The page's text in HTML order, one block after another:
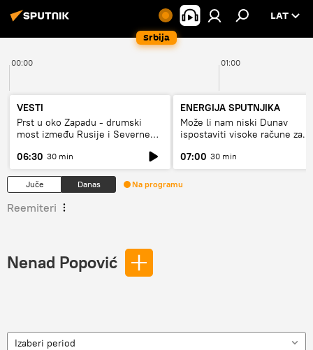
Srbija
LAT
00:00 01:00
VESTI
Prst u oko Zapadu - drumski
most između Rusije i Severne
06:30 30 min
ENERGIJA SPUTNJIKA
Može li nam niski Dunav
ispostaviti visoke račune za
07:00 30 min
Juče Danas Na programu
Reemiteri
Nenad Popović
Izaberi period